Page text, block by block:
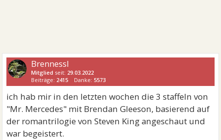
Brennessl
Mitglied seit: 29.03.2022
Beiträge: 2415 Danke:5573
ich hab mir in den letzten wochen die 3 staffeln von
"Mr. Mercedes" mit Brendan Gleeson, basierend auf
der romantrilogie von Steven King angeschaut und
war begeistert.